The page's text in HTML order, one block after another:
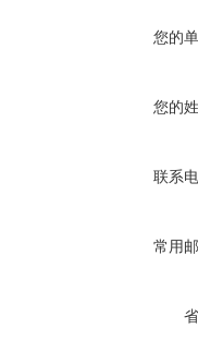
您的
您的
联系
常用